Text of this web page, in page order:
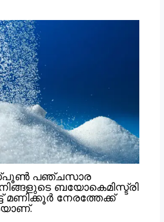
പഞ്ചസാര
ബയോകെമിസ്ട്രി
മണിക്കൂർ നേരത്തേക്ക്